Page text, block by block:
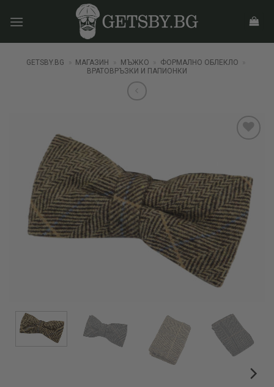
GETSBY.BG МАГАЗИН МЪЖКО ФОРМАЛНО ОБЛЕКЛО
ВРАТОВРЪЗКИ И ПАПИОНКИ